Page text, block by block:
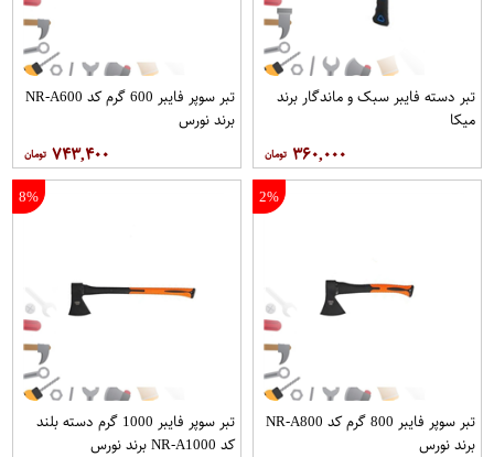
تبر دسته فایبر سبک و ماندگار برند
میکا
۳۶۰,۰۰۰
تبر سوپر فایبر 600 گرم کد NR-A600
برند نورس
۷۴۳,۴۰۰
2%
تبر سوپر فایبر 800 گرم کد NR-A800
برند نورس
8%
تبر سوپر فایبر 1000 گرم دسته بلند
کد NR-A1000 برند نورس